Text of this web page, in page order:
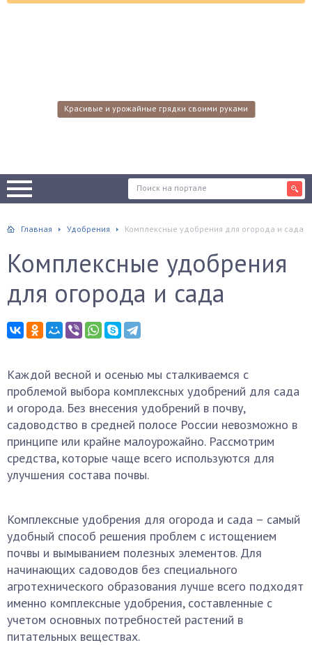
Красивые и урожайные грядки своими руками
Главная Удобрения Комплексные удобрения для огорода и сада
Комплексные удобрения
для огорода и сада
Каждой весной и осенью мы сталкиваемся с
проблемой выбора комплексных удобрений для сада
и огорода. Без внесения удобрений в почву,
садоводство в средней полосе России невозможно в
принципе или крайне малоурожайно. Рассмотрим
средства, которые чаще всего используются для
улучшения состава почвы.
Комплексные удобрения для огорода и сада – самый
удобный способ решения проблем с истощением
почвы и вымыванием полезных элементов. Для
начинающих садоводов без специального
агротехнического образования лучше всего подходят
именно комплексные удобрения, составленные с
учетом основных потребностей растений в
питательных веществах.